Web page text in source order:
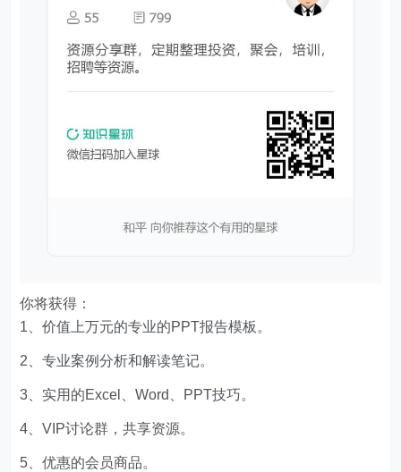
你将获得：
1、价值上万元的专业的PPT报告模板。
2、专业案例分析和解读笔记。
3、实用的Excel、Word、PPT技巧。
4、VIP讨论群，共享资源。
5、优惠的会员商品。